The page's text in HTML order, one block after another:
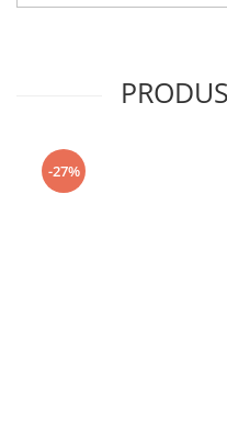
-27%